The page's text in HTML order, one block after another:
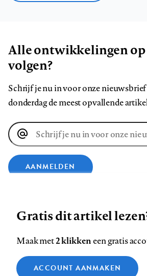
Alle ontwikkelingen op
volgen?
Schrijf je nu in voor onze
donderdag de meest opvallende
E-
mailadres
AANMELDEN
op
op
op
ons
op
Contact Colofon Disclaimer Privacy
Zie onze cookie policy
Gratis dit artikel
Maak met2 klikkeneen gratis
ACCOUNT AANMAKEN